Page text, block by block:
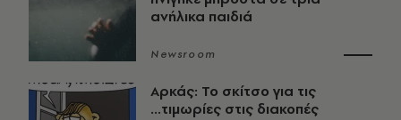
ανήλικα παιδιά
Newsroom
Αρκάς: Το σκίτσο για τις
...τιμωρίες στις διακοπές